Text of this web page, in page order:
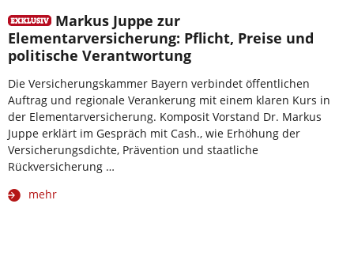
Markus Juppe zur
Elementarversicherung: Pflicht, Preise und
politische Verantwortung
Die Versicherungskammer Bayern verbindet öffentlichen
Auftrag und regionale Verankerung mit einem klaren Kurs in
der Elementarversicherung. Komposit Vorstand Dr. Markus
Juppe erklärt im Gespräch mit Cash., wie Erhöhung der
Versicherungsdichte, Prävention und staatliche
Rückversicherung …
mehr